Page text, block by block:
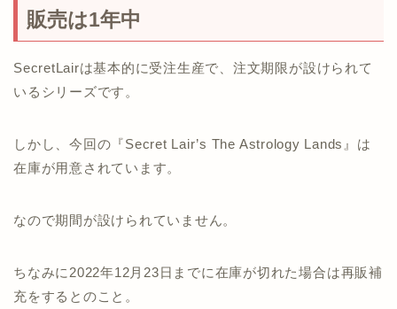
販売は1年中
SecretLairは基本的に受注生産で、注文期限が設けられて
いるシリーズです。
しかし、今回の『Secret Lair’s The Astrology Lands』は
在庫が用意されています。
なので期間が設けられていません。
ちなみに2022年12月23日までに在庫が切れた場合は再販補
充をするとのこと。